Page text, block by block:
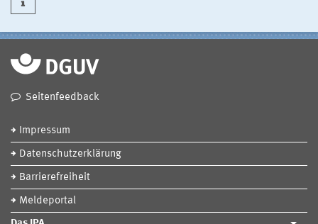
Seitenfeedback
Impressum
Datenschutzerklärung
Barrierefreiheit
Meldeportal